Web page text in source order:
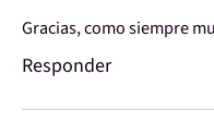
Gracias, como siempre
Responder